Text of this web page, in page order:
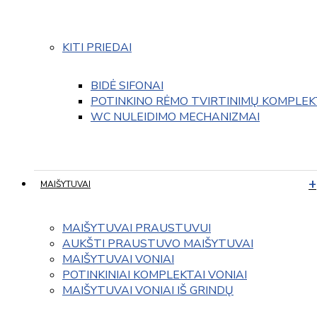
KITI PRIEDAI
BIDĖ SIFONAI
POTINKINO RĖMO TVIRTINIMŲ
WC NULEIDIMO MECHANIZMAI
MAIŠYTUVAI
MAIŠYTUVAI PRAUSTUVUI
AUKŠTI PRAUSTUVO MAIŠYTUVAI
MAIŠYTUVAI VONIAI
POTINKINIAI KOMPLEKTAI VONIAI
MAIŠYTUVAI VONIAI IŠ GRINDŲ